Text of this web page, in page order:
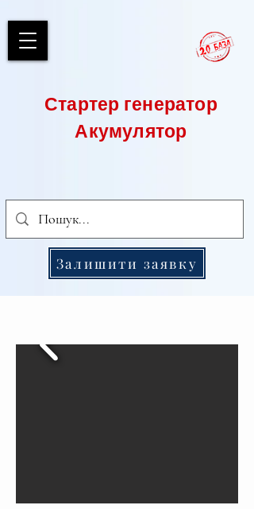
Стартер генератор
Акумулятор
Залишити заявку